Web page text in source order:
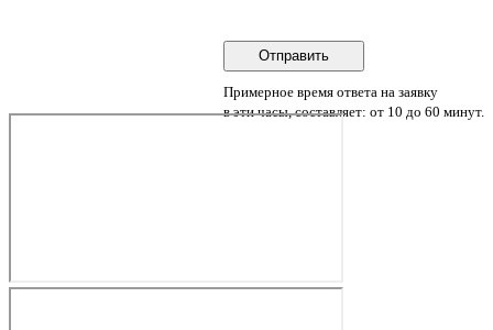
Примерное время ответа на заявку
в эти часы, составляет: от 10 до 60 минут.